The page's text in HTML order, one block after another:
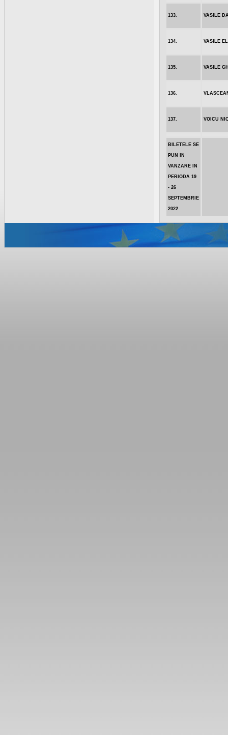
133. VASILE
134. VASILE
135. VASILE
136.
137. VOICU
BILETELE SE
PUN IN
VANZARE IN
PERIODA 19
- 26
SEPTEMBRIE
2022